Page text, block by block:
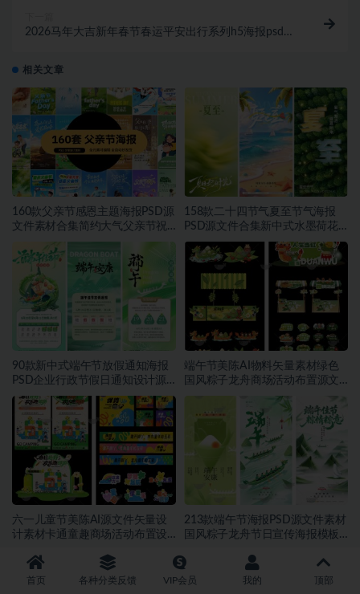
2026马年大吉新年春节春运平安出行系列h5海报psd源
相关文章
160款父亲节感恩主题海报PSD源
文件素材合集简约大气父亲节祝
福宣传设计素材~1559期
158款二十四节气夏至节气海报
PSD源文件合集新中式水墨荷花
二十四节气朋友圈宣传模板素材
~1553期
90款新中式端午节放假通知海报
PSD企业行政节假日通知设计源
文件素材~1552期
端午节美陈AI物料矢量素材绿色
国风粽子龙舟商场活动布置源文
件模板素材~1549期
六一儿童节美陈AI源文件矢量设
计素材卡通童趣商场活动布置设
213款端午节海报PSD源文件素材
国风粽子龙舟节日宣传海报模板
首页 各种分类反馈 VIP会员 我的 顶部